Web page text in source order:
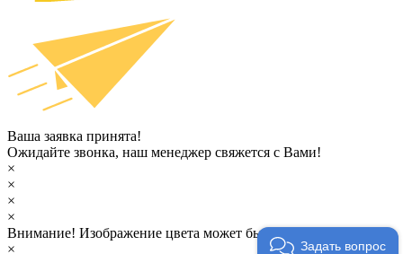
Ваша заявка принята!
Ожидайте звонка, наш менеджер свяжется с Вами!
×
×
×
×
Внимание! Изображение цвета может быть неточным.
×
Задать вопрос